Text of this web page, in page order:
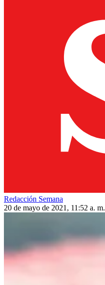
Redacción Semana
20 de mayo de 2021, 11:52 a. m.